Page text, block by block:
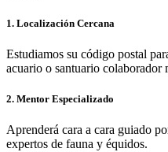
1. Localización Cercana
Estudiamos su código postal
acuario o santuario colaborador
2. Mentor Especializado
Aprenderá cara a cara guiado
expertos de fauna y équidos.